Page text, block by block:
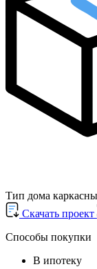
Тип дома
Cкачать проект
Способы покупки
В ипотеку